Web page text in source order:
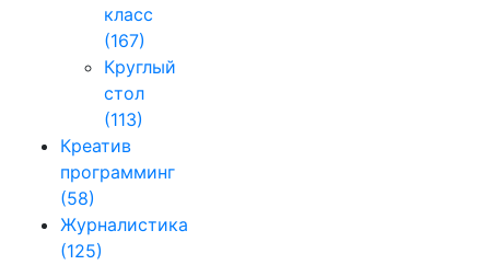
класс
(167)
Круглый
стол
(113)
Креатив
программинг
(58)
Журналистика
(125)